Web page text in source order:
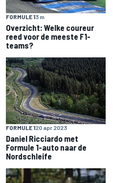
FORMULE 13 m
Overzicht: Welke coureur
reed voor de meeste F1-
teams?
FORMULE 120 apr 2023
Daniel Ricciardo met
Formule 1-auto naar de
Nordschleife